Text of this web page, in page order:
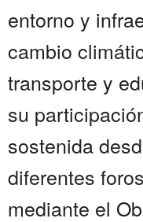
entorno y
cambio
transporte y
su
sostenida
diferentes
mediante el